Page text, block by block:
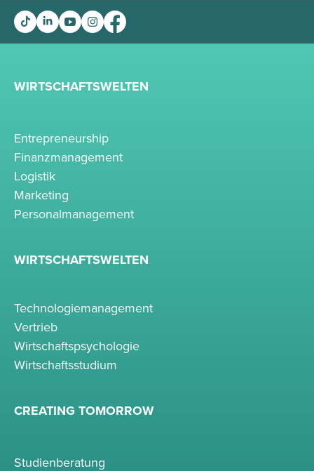
WIRTSCHAFTSWELTEN
Entrepreneurship
Finanzmanagement
Logistik
Marketing
Personalmanagement
WIRTSCHAFTSWELTEN
Technologiemanagement
Vertrieb
Wirtschaftspsychologie
Wirtschaftsstudium
CREATING TOMORROW
Studienberatung